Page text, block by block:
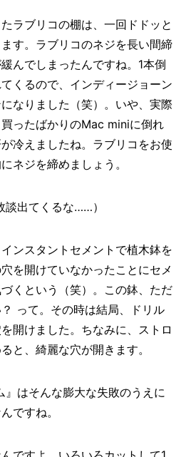
ラブリコの棚は、一回ドドッと
す。ラブリコのネジを長い間締
んでしまったんですね。1本倒
くるので、インディージョーン
なりました（笑）。いや、実際
ったばかりのMac miniに倒れ
冷えましたね。ラブリコをお使
ネジを締めましょう。
出てくるな……）
ンスタントセメントで植木鉢を
を開けていなかったことにセメ
くという（笑）。この鉢、ただ
って。その時は結局、ドリル
開けました。ちなみに、ストロ
と、綺麗な穴が開きます。
はそんな膨大な失敗のうえに
ですね。